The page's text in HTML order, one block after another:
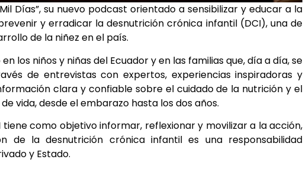
Días”, su nuevo podcast orientado a sensibilizar y educar a la
y erradicar la desnutrición crónica infantil (DCI), una de
de la niñez en el país.
los niños y niñas del Ecuador y en las familias que, día a día, se
de entrevistas con expertos, experiencias inspiradoras y
clara y confiable sobre el cuidado de la nutrición y el
vida, desde el embarazo hasta los dos años.
como objetivo informar, reflexionar y movilizar a la acción,
de la desnutrición crónica infantil es una responsabilidad
y Estado.